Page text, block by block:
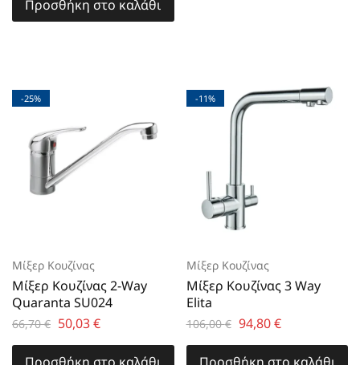
Προσθήκη στο καλάθι
-25%
Μίξερ Κουζίνας
Μίξερ Κουζίνας 2-Way
Quaranta SU024
66,70€ 50,03€
-11%
Μίξερ Κουζίνας
Μίξερ Κουζίνας 3 Way
Elita
106,00€ 94,80€